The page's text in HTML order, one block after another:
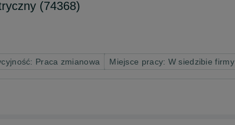
(74368)
Praca zmianowa Miejsce pracy: W siedzibie firmy